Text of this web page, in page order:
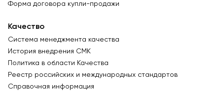
Форма договора купли-продажи
Качество
Система менеджмента качества
История внедрения СМК
Политика в области Качества
Реестр российских и международных стандартов
Справочная информация